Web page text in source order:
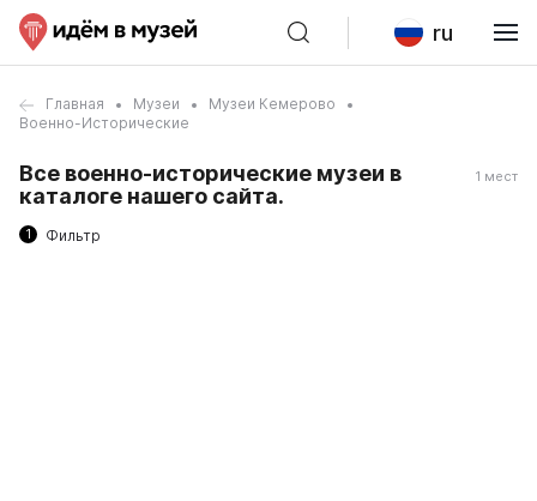
ru
Главная Музеи
Музеи Кемерово
Военно-Исторические
Все военно-исторические музеи в
каталоге нашего сайта.
1 мест
1 Фильтр